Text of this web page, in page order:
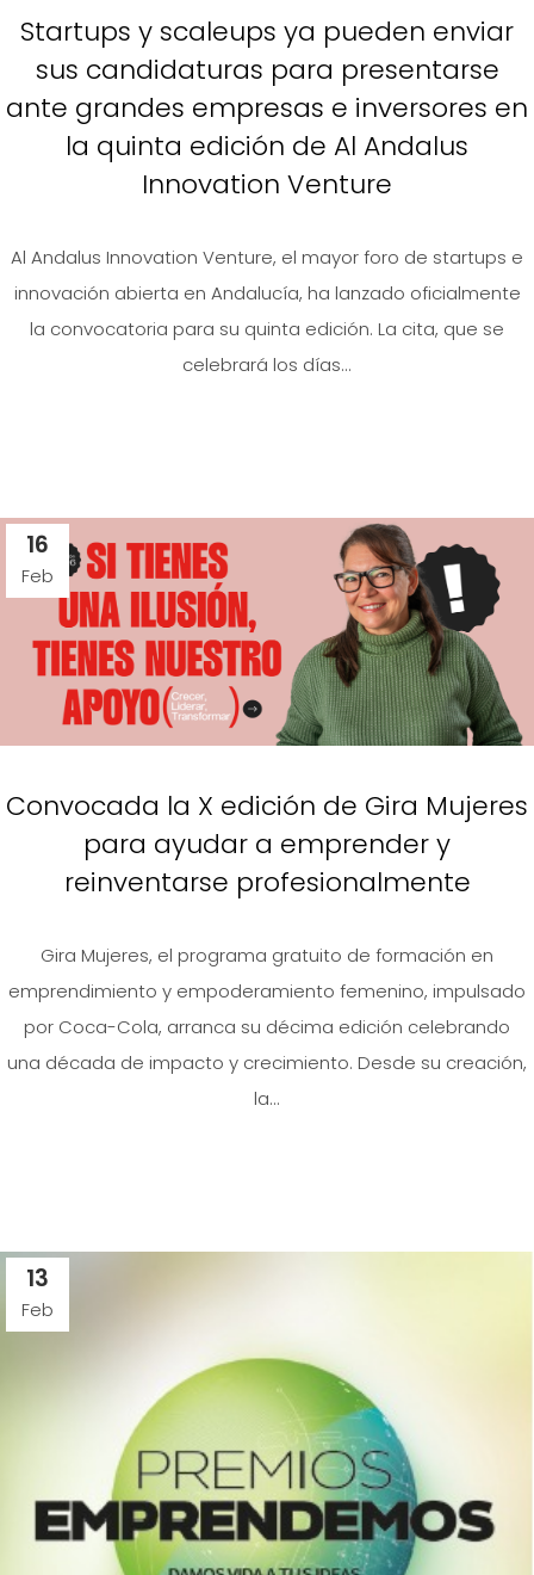
Startups y scaleups ya pueden enviar
sus candidaturas para presentarse
ante grandes empresas e inversores en
la quinta edición de Al Andalus
Innovation Venture
Al Andalus Innovation Venture, el mayor foro de startups e
innovación abierta en Andalucía, ha lanzado oficialmente
la convocatoria para su quinta edición. La cita, que se
celebrará los días...
16
Feb
Convocada la X edición de Gira Mujeres
para ayudar a emprender y
reinventarse profesionalmente
Gira Mujeres, el programa gratuito de formación en
emprendimiento y empoderamiento femenino, impulsado
por Coca-Cola, arranca su décima edición celebrando
una década de impacto y crecimiento. Desde su creación,
la...
13
Feb